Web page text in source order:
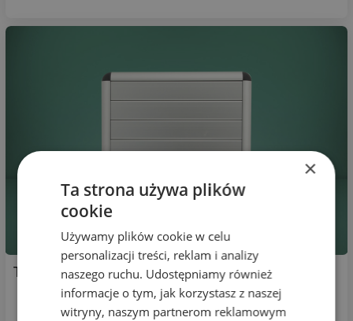
Tabliczka przydrzwiowa Rama R-21-6-31
×
Ta strona używa plików
cookie
Używamy plików cookie w celu
personalizacji treści, reklam i analizy
naszego ruchu. Udostępniamy również
informacje o tym, jak korzystasz z naszej
witryny, naszym partnerom reklamowym